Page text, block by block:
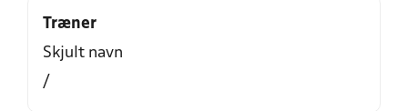
Træner
Skjult navn
/